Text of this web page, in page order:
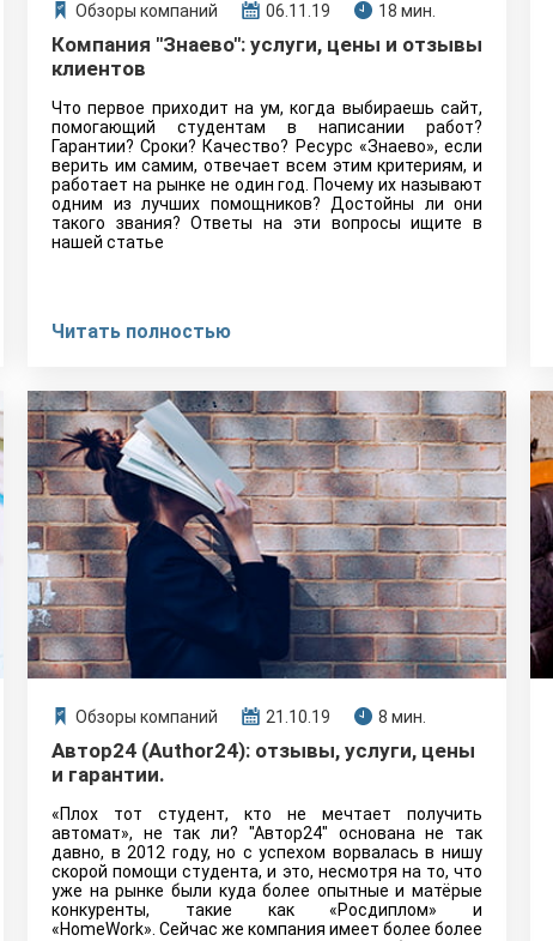
Обзоры компаний 06.11.19 18 мин.
Компания "Знаево": услуги, цены и отзывы
клиентов
Что первое приходит на ум, когда выбираешь сайт,
помогающий студентам в написании работ?
Гарантии? Сроки? Качество? Ресурс «Знаево», если
верить им самим, отвечает всем этим критериям, и
работает на рынке не один год. Почему их называют
одним из лучших помощников? Достойны ли они
такого звания? Ответы на эти вопросы ищите в
нашей статье
Читать полностью
Обзоры компаний 21.10.19 8 мин.
Автор24 (Author24): отзывы, услуги, цены
и гарантии.
«Плох тот студент, кто не мечтает получить
автомат», не так ли? "Автор24" основана не так
давно, в 2012 году, но с успехом ворвалась в нишу
скорой помощи студента, и это, несмотря на то, что
уже на рынке были куда более опытные и матёрые
конкуренты, такие как «Росдиплом» и
«HomeWork». Сейчас же компания имеет более более